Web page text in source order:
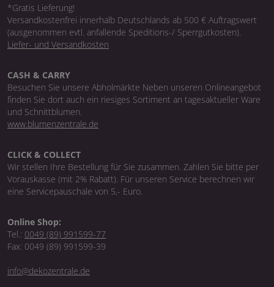
*Gratis Lieferung!
Versandkostenfrei innerhalb Deutschlands ab 500 € Auftragswert
(ausgenommen evtl. anfallende Speditions-/ Sperrgutkosten).
Liefer- und Versandkosten
CASH & CARRY
Besuchen Sie unsere Abholmärkte Neben unseren Onlineangebot
finden Sie dort auch ein riesiges Sortiment an tagesaktueller Ware
und Schnittblumen.
www.blumenzentrale.de
CLICK & COLLECT
Wir stellen Ihre Bestellung für Sie zusammen. Zahlen Sie bitte per
Vorauskasse (mit 2% Rabatt). Für unseren Service berechnen wir
eine Servicepauschale von 5,- Euro.
Online Shop:
Tel.: 0049 (89) 991599-77
Fax: 0049 (89) 991599-39
info@dekozentrale.de